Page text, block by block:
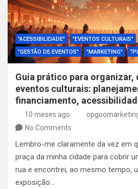
"ACESSIBILIDADE" "EVENTOS CULTURAIS"
"GESTÃO DE EVENTOS"
"MARKETING"
Guia prático para organizar,
eventos culturais:
financiamento,
10 meses ago
No Comments
Lembro-me claramente da vez em
praça da minha cidade para cobrir
rua e encontrei, ao mesmo tempo,
exposição…